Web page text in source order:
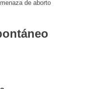
de aborto